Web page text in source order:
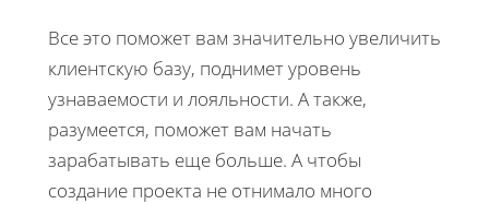
Все это поможет вам значительно увеличить
клиентскую базу, поднимет уровень
узнаваемости и лояльности. А также,
разумеется, поможет вам начать
зарабатывать еще больше. А чтобы
создание проекта не отнимало много